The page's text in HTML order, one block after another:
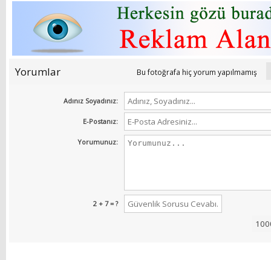
Yorumlar Bu fotoğrafa hiç yorum yapılmamış
Adınız Soyadınız:
E-Postanız:
Yorumunuz:
2 + 7 = ?